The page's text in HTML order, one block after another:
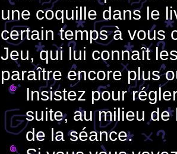
une coquille dans le
certain temps à vous
Jeu, qui lui connaît
paraître encore plus
Insistez pour
suite, au milieu
de la séance.